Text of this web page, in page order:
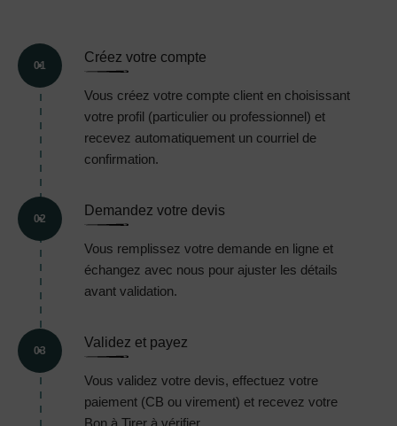
01
Créez votre compte
Vous créez votre compte client en choisissant
votre profil (particulier ou professionnel) et
recevez automatiquement un courriel de
confirmation.
02
Demandez votre devis
Vous remplissez votre demande en ligne et
échangez avec nous pour ajuster les détails
avant validation.
03
Validez et payez
Vous validez votre devis, effectuez votre
paiement (CB ou virement) et recevez votre